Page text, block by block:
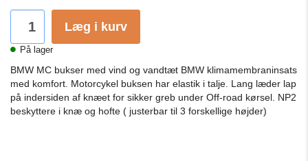
Læg i kurv
På lager
BMW MC bukser med vind og vandtæt BMW klimamembraninsats
med komfort. Motorcykel buksen har elastik i talje. Lang læder lap
på indersiden af ​​knæet for sikker greb under Off-road kørsel. NP2
beskyttere i knæ og hofte ( justerbar til 3 forskellige højder)